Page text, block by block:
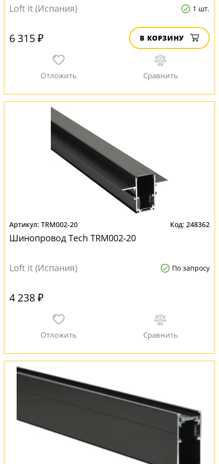
Loft It (Испания) 1 шт.
6 315 ₽ В КОРЗИНУ
TRM002-20 248362
Шинопровод Tech TRM002-20
Loft It (Испания) По запросу
4 238 ₽